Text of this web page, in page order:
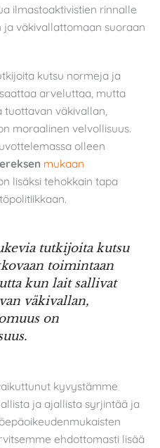
ilmastoaktivistien rinnalle
ja väkivallattomaan suoraan
kutsu normeja ja
arveluttaa, mutta
väkivallan,
moraalinen velvollisuus.
olleen
mukaan
lisäksi tehokkain tapa
tutkijoita kutsu
toimintaan
kun lait sallivat
väkivallan,
on
kyvystämme
ja ajallista syrjintää ja
ehdottomasti lisää